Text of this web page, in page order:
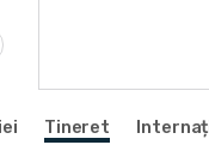
Tineret